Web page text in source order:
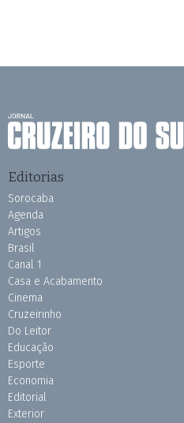
Editorias
Sorocaba
Agenda
Artigos
Brasil
Canal 1
Casa e Acabamento
Cinema
Cruzeirinho
Do Leitor
Educação
Esporte
Economia
Editorial
Exterior